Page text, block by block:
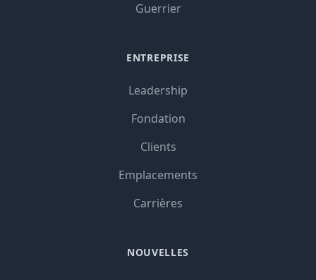
Guerrier
ENTREPRISE
Leadership
Fondation
Clients
Emplacements
Carrières
NOUVELLES